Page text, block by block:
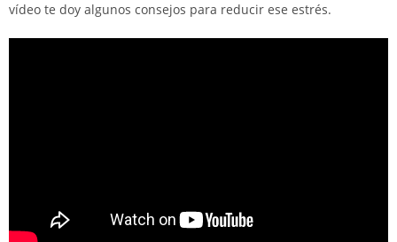
vídeo te doy algunos consejos para reducir ese estrés.